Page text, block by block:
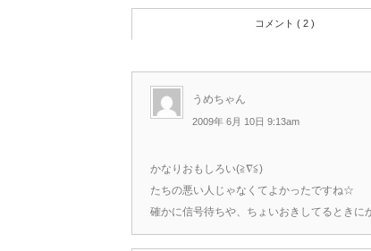
コメント ( 2 )
うめちゃん
2009年 6月 10日 9:13am
かなりおもしろい(≧∇≦)
たちの悪い人じゃなくてよかったですね☆
確かに信号待ちや、ちょいおきしてるときに